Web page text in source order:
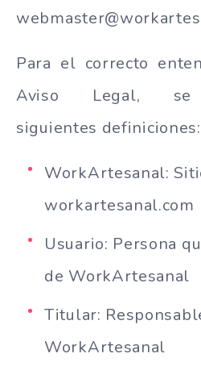
Para el correcto
Aviso Legal,
siguientes definiciones:
WorkArtesanal:
workartesanal.com
Usuario: Persona
de WorkArtesanal
Titular:
WorkArtesanal